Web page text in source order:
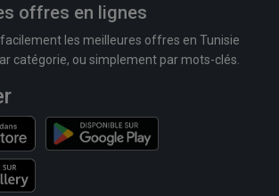
offres en lignes
les meilleures offres en Tunisie
catégorie, ou simplement par mots-clés.